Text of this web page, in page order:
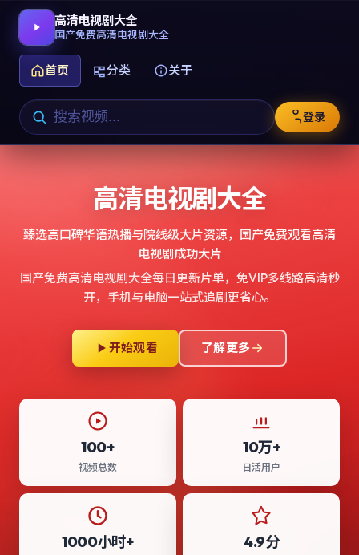
高清电视剧大全
国产免费高清电视剧大全
首页 分类 关于
登录
高清电视剧大全
臻选高口碑华语热播与院线级大片资源， 国产免费观看高清
电视剧成功大片
国产免费高清电视剧大全每日更新片单，免VIP多线路高清秒
开，手机与电脑一站式追剧更省心。
开始观看 了解更多
100+
视频总数
10万+
日活用户
1000小时+ 4.9分